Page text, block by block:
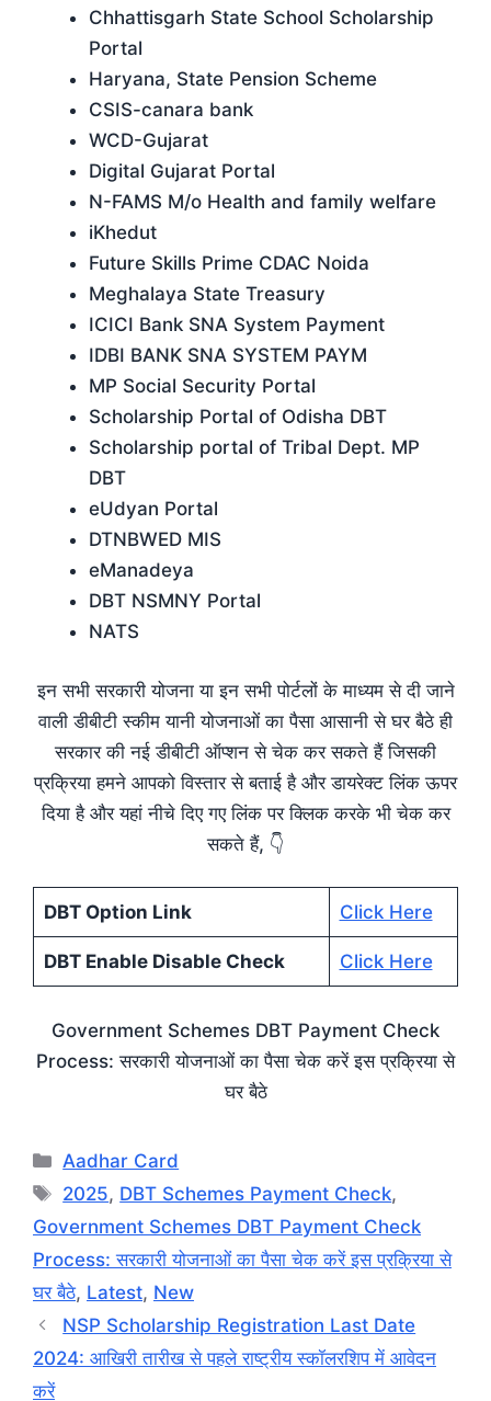
Chhattisgarh State School Scholarship
Portal
Haryana, State Pension Scheme
CSIS-canara bank
WCD-Gujarat
Digital Gujarat Portal
N-FAMS M/o Health and family welfare
iKhedut
Future Skills Prime CDAC Noida
Meghalaya State Treasury
ICICI Bank SNA System Payment
IDBI BANK SNA SYSTEM PAYM
MP Social Security Portal
Scholarship Portal of Odisha DBT
Scholarship portal of Tribal Dept. MP
DBT
eUdyan Portal
DTNBWED MIS
eManadeya
DBT NSMNY Portal
NATS
इन सभी सरकारी योजना या इन सभी पोर्टलों के माध्यम से दी जाने
वाली डीबीटी स्कीम यानी योजनाओं का पैसा आसानी से घर बैठे ही
सरकार की नई डीबीटी ऑप्शन से चेक कर सकते हैं जिसकी
प्रक्रिया हमने आपको विस्तार से बताई है और डायरेक्ट लिंक ऊपर
दिया है और यहां नीचे दिए गए लिंक पर क्लिक करके भी चेक कर
सकते हैं, 👇
DBT Option Link Click Here
DBT Enable Disable Check Click Here
Government Schemes DBT Payment Check
Process: सरकारी योजनाओं का पैसा चेक करें इस प्रक्रिया से
घर बैठे
Categories
Aadhar Card
Tags
2025, DBT Schemes Payment Check,
Government Schemes DBT Payment Check
Process: सरकारी योजनाओं का पैसा चेक करें इस प्रक्रिया से
घर बैठे, Latest, New
NSP Scholarship Registration Last Date
2024: आखिरी तारीख से पहले राष्ट्रीय स्कॉलरशिप में आवेदन
करें